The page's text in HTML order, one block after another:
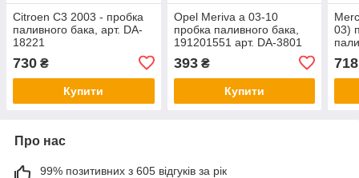
Citroen C3 2003 - пробка
паливного бака, арт. DA-
18221
730 ₴
Купити
Opel Meriva a 03-10
пробка паливного бака,
191201551 арт. DA-3801
393₴
Купити
03)
638
718
Про нас
99% позитивних з 605 відгуків за рік